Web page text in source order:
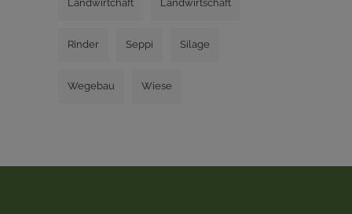
Landwirtchaft Landwirtschaft
Rinder Seppi Silage
Wegebau Wiese